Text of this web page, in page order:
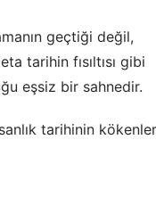
geçtiği değil,
tarihin fısıltısı gibi
eşsiz bir sahnedir.
tarihinin